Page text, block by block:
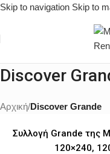
Skip to navigation Skip to
Discover
Αρχική/Discover Grande
Συλλογή Grande της
120×240,